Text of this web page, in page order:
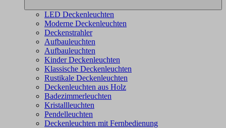
LED Deckenleuchten
Moderne Deckenleuchten
Deckenstrahler
Aufbauleuchten
Aufbauleuchten
Kinder Deckenleuchten
Klassische Deckenleuchten
Rustikale Deckenleuchten
Deckenleuchten aus Holz
Badezimmerleuchten
Kristallleuchten
Pendelleuchten
Deckenleuchten mit Fernbedienung